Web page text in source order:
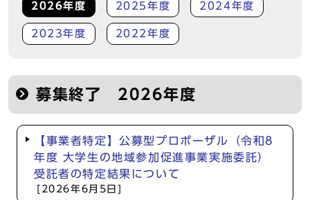
2026年度 2025年度 2024年度
2023年度 2022年度
募集終了 2026年度
【事業者特定】公募型プロポーザル（令和8
年度 大学生の地域参加促進事業実施委託）
受託者の特定結果について
[2026年6月5日]